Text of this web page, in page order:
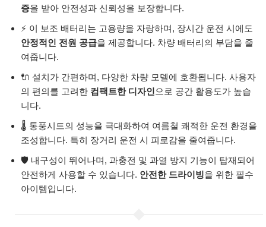
증을 받아 안전성과 신뢰성을 보장합니다.
⚡ 이 보조 배터리는 고용량을 자랑하며, 장시간 운전 시에도
안정적인 전원 공급을 제공합니다. 차량 배터리의 부담을 줄
여줍니다.
🔌 설치가 간편하며, 다양한 차량 모델에 호환됩니다. 사용자
의 편의를 고려한 컴팩트한 디자인 으로 공간 활용도가 높습
니다.
🌡️ 통풍시트의 성능을 극대화하여 여름철 쾌적한 운전 환경을
조성합니다. 특히 장거리 운전 시 피로감을 줄여줍니다.
🛡️ 내구성이 뛰어나며, 과충전 및 과열 방지 기능이 탑재되어
안전하게 사용할 수 있습니다. 안전한 드라이빙을 위한 필수
아이템입니다.